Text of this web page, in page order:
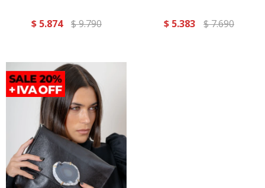
$ 5.874 $9.790 $ 5.383 $7.690